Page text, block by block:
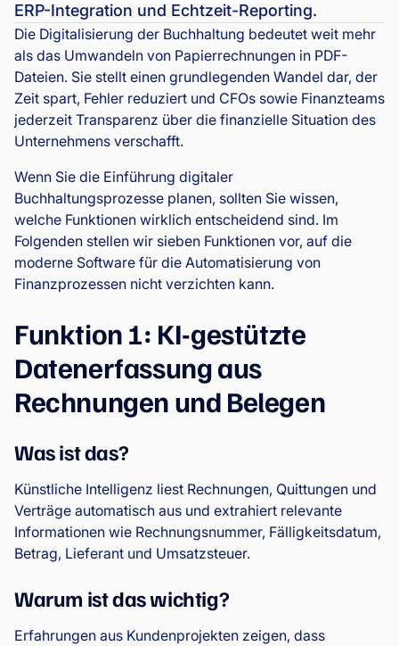
ERP-Integration und Echtzeit-Reporting.
Die Digitalisierung der Buchhaltung bedeutet weit mehr
als das Umwandeln von Papierrechnungen in PDF-
Dateien. Sie stellt einen grundlegenden Wandel dar, der
Zeit spart, Fehler reduziert und CFOs sowie Finanzteams
jederzeit Transparenz über die finanzielle Situation des
Unternehmens verschafft.
Wenn Sie die Einführung digitaler
Buchhaltungsprozesse planen, sollten Sie wissen,
welche Funktionen wirklich entscheidend sind. Im
Folgenden stellen wir sieben Funktionen vor, auf die
moderne Software für die Automatisierung von
Finanzprozessen nicht verzichten kann.
Funktion 1: KI-gestützte
Datenerfassung aus
Rechnungen und Belegen
Was ist das?
Künstliche Intelligenz liest Rechnungen, Quittungen und
Verträge automatisch aus und extrahiert relevante
Informationen wie Rechnungsnummer, Fälligkeitsdatum,
Betrag, Lieferant und Umsatzsteuer.
Warum ist das wichtig?
Erfahrungen aus Kundenprojekten zeigen, dass